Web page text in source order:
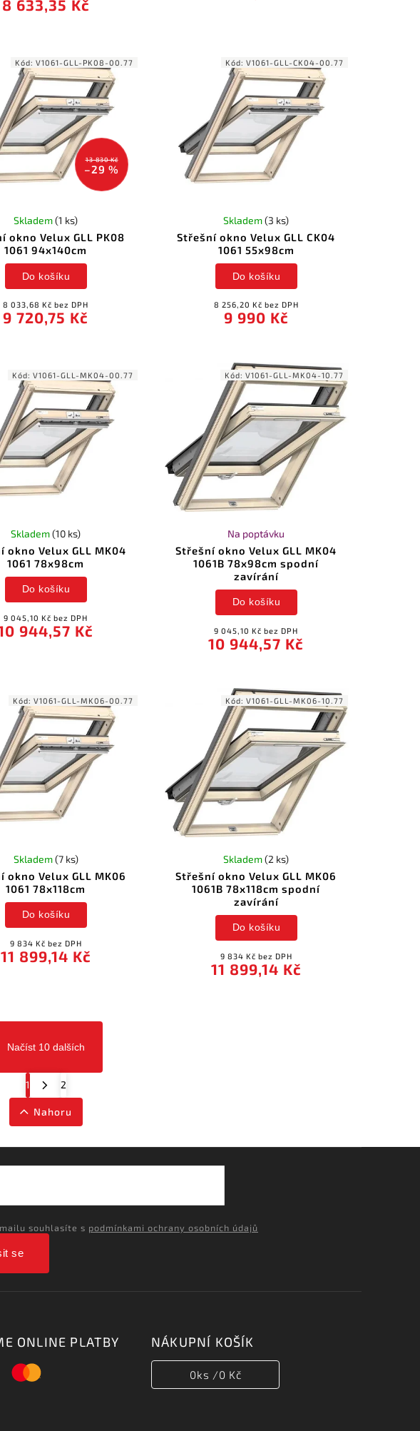
8 633,35 Kč
13 830 Kč
–29 %
okno Velux GLL PK08
1061 94x140cm
Skladem(1 ks)
8 033,68 Kč bez DPH
9 720,75 Kč
Do košíku
Kód:V1061-GLL-PK08-00.77
Střešní okno Velux GLL CK04
1061 55x98cm
Skladem(3 ks)
8 256,20 Kč bez DPH
9 990 Kč
Do košíku
Kód:V1061-GLL-CK04-00.77
okno Velux GLL MK04
1061 78x98cm
Skladem(10 ks)
9 045,10 Kč bez DPH
944,57 Kč
Do košíku
Kód:V1061-GLL-MK04-00.77
Střešní okno Velux GLL MK04
1061B 78x98cm spodní
zavírání
Na poptávku
9 045,10 Kč bez DPH
10 944,57 Kč
Do košíku
Kód:V1061-GLL-MK04-10.77
okno Velux GLL MK06
1061 78x118cm
Skladem(7 ks)
9 834 Kč bez DPH
11 899,14 Kč
Do košíku
Kód:V1061-GLL-MK06-00.77
Střešní okno Velux GLL MK06
1061B 78x118cm spodní
zavírání
Skladem(2 ks)
9 834 Kč bez DPH
11 899,14 Kč
Do košíku
Kód:V1061-GLL-MK06-10.77
Načíst 10 dalších
1 2
Nahoru
souhlasíte s podmínkami ochrany osobních údajů
se
ONLINE PLATBY NÁKUPNÍ KOŠÍK
0ks /0 Kč